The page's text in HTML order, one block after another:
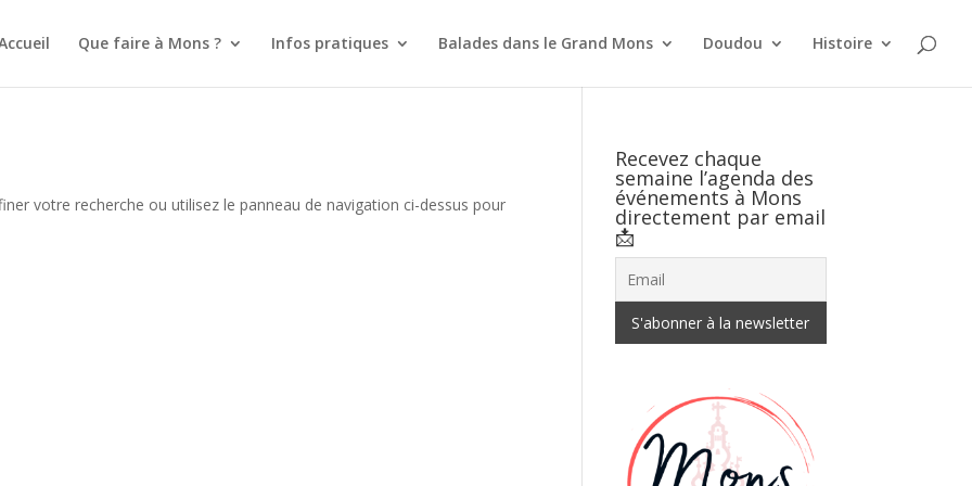
Que faire à Mons ? Infos pratiques Balades dans le Grand Mons Doudou Histoire
votre recherche ou utilisez le panneau de navigation ci-dessus pour
Recevez chaque
semaine l’agenda des
événements à Mons
directement par email
📩